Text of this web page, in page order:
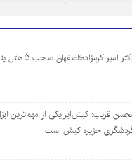
امیر کرمزاده؛اصفهان صاحب ۵ هتل پنج‌ستاره می‌شود
قریب: کیش‌ایر یکی از مهم‌ترین
جزیره کیش است